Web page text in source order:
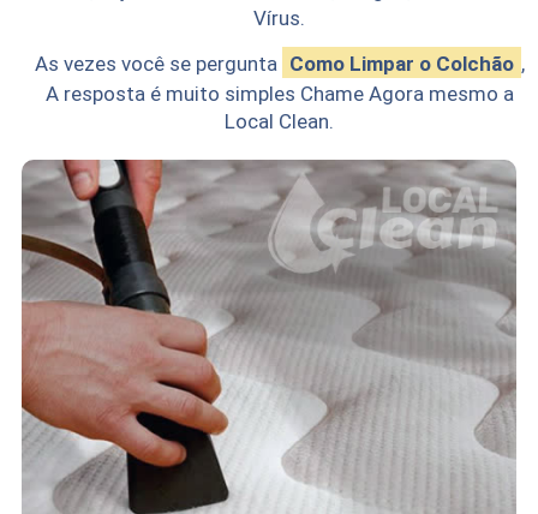
Vírus.
As vezes você se pergunta Como Limpar o Colchão ,
A resposta é muito simples Chame Agora mesmo a
Local Clean.